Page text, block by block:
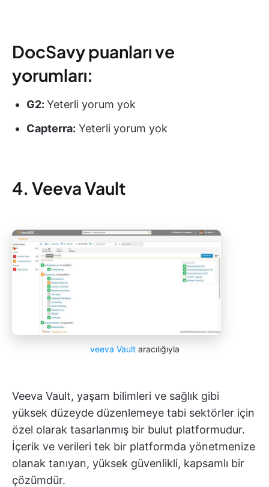
DocSavy puanları ve
yorumları:
G2: Yeterli yorum yok
Capterra: Yeterli yorum yok
4. Veeva Vault
veeva Vaultaracılığıyla
Veeva Vault, yaşam bilimleri ve sağlık gibi
yüksek düzeyde düzenlemeye tabi sektörler için
özel olarak tasarlanmış bir bulut platformudur.
İçerik ve verileri tek bir platformda yönetmenize
olanak tanıyan, yüksek güvenlikli, kapsamlı bir
çözümdür.